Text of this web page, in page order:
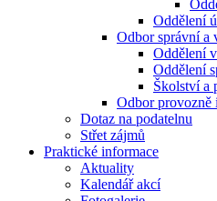
Oddělení
Odbor správní a
Oddělení
Oddělení
Školství a
Odbor provozně
Dotaz na podatelnu
Střet zájmů
Praktické informace
Aktuality
Kalendář akcí